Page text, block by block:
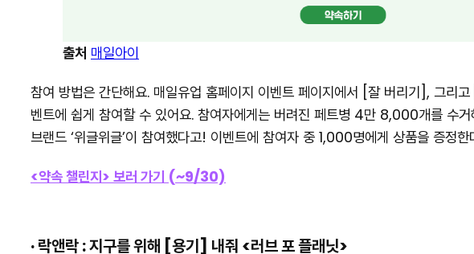
출처 매일아이
참여 방법은 간단해요. 매일유업 홈페이지 이벤트 페이지에서 [잘 버리기], 그리
벤트에 쉽게 참여할 수 있어요. 참여자에게는 버려진 페트병 4만 8,000개를 수
브랜드 ‘위글위글’이 참여했다고! 이벤트에 참여자 중 1,000명에게 상품을 증정
<약속 챌린지> 보러 가기 (~9/30)
· 락앤락 : 지구를 위해 [용기] 내줘 <러브 포 플래닛>